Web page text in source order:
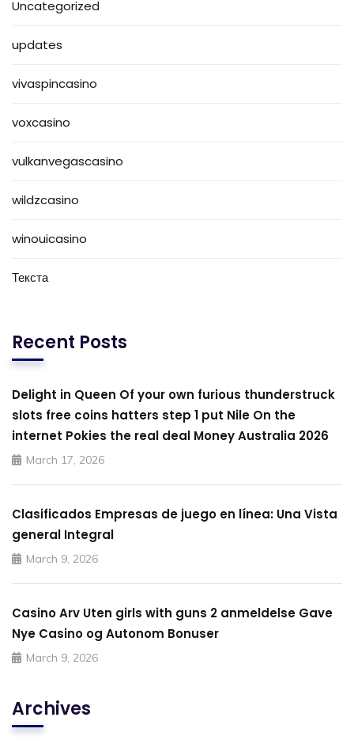
Uncategorized
updates
vivaspincasino
voxcasino
vulkanvegascasino
wildzcasino
winouicasino
Текста
Recent Posts
Delight in Queen Of your own furious thunderstruck
slots free coins hatters step 1 put Nile On the
internet Pokies the real deal Money Australia 2026
March 17, 2026
Clasificados Empresas de juego en línea: Una Vista
general Integral
March 9, 2026
Casino Arv Uten girls with guns 2 anmeldelse Gave
Nye Casino og Autonom Bonuser
March 9, 2026
Archives